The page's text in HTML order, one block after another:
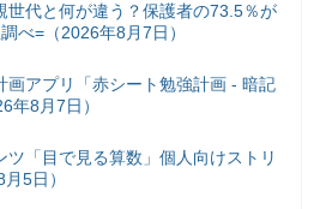
世代と何が違う？保護者の73.5％が
べ=（2026年8月7日）
画アプリ「赤シート勉強計画 - 暗記
年8月7日）
「目で見る算数」個人向けストリ
5日）